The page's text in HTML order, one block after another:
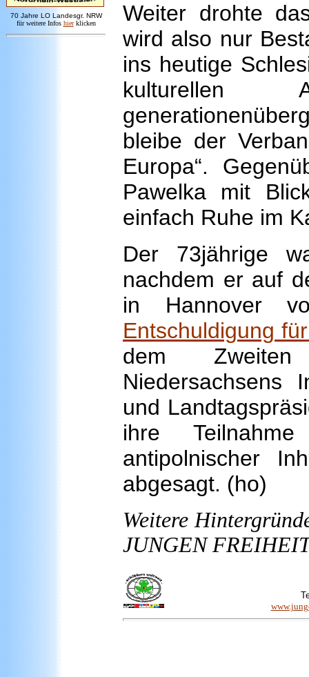
70 Jahre LO Landesgr. NRW
für weitere Infos hier klicken
Weiter drohte
wird also nur
ins heutige
kulturellen
bleibe der
Europa“.
Pawelka mit
einfach Ruhe im
Der 73jährige
nachdem er auf
in Hannover
Entschuldigung
dem
Niedersachsens
und
ihre
antipolnischer
abgesagt. (ho)
Weitere
JUNGEN